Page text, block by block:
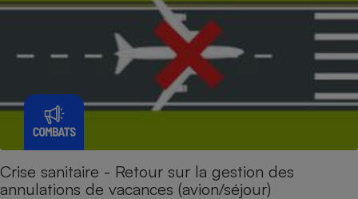
Crise sanitaire - Retour sur la gestion des
annulations de vacances (avion/séjour)